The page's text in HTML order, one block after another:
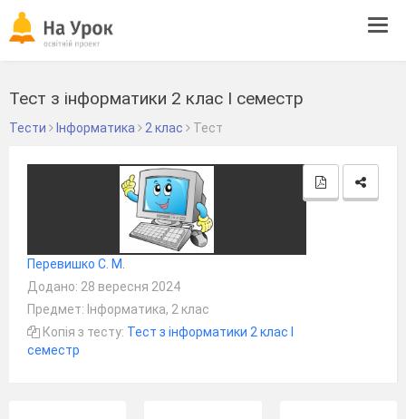
Тест з інформатики 2 клас І семестр
Тести Інформатика 2 клас Тест
Перевишко С. М.
Додано: 28 вересня 2024
Предмет: Інформатика, 2 клас
Копія з тесту: Тест з інформатики 2 клас І
семестр